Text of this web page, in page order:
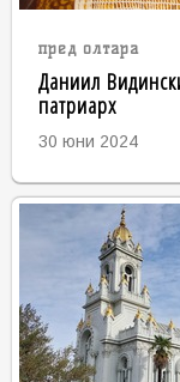
пред олтара
Даниил
патриарх
30 юни 2024